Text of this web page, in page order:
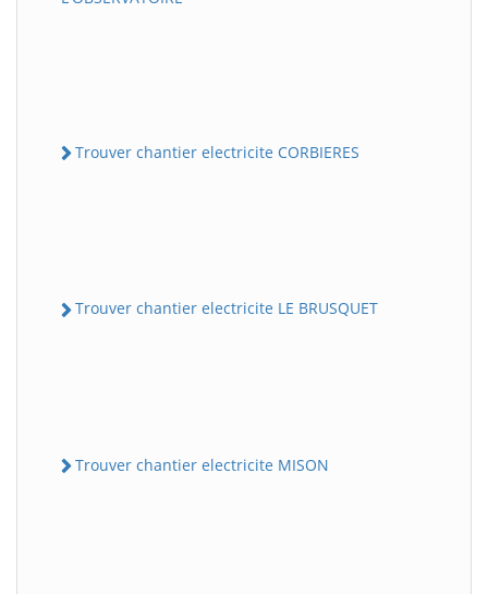
Trouver chantier electricite CORBIERES
Trouver chantier electricite LE BRUSQUET
Trouver chantier electricite MISON